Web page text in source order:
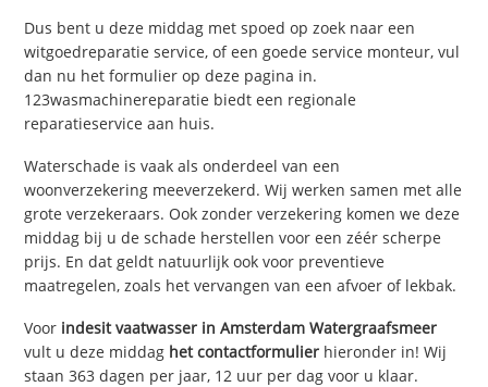
Dus bent u deze middag met spoed op zoek naar een
witgoedreparatie service, of een goede service monteur, vul
dan nu het formulier op deze pagina in.
123wasmachinereparatie biedt een regionale
reparatieservice aan huis.
Waterschade is vaak als onderdeel van een
woonverzekering meeverzekerd. Wij werken samen met alle
grote verzekeraars. Ook zonder verzekering komen we deze
middag bij u de schade herstellen voor een zéér scherpe
prijs. En dat geldt natuurlijk ook voor preventieve
maatregelen, zoals het vervangen van een afvoer of lekbak.
Voor indesit vaatwasser in Amsterdam Watergraafsmeer
vult u deze middag het contactformulier hieronder in! Wij
staan 363 dagen per jaar, 12 uur per dag voor u klaar.